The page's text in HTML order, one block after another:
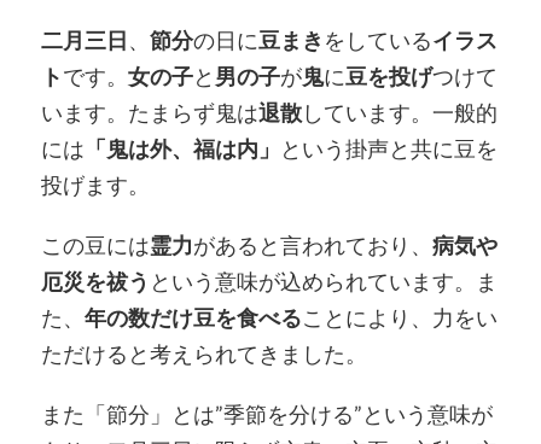
二月三日、 節分の日に豆まき をしているイラス
トです。 女の子と 男の子が鬼に豆を投げつけて
います。たまらず鬼は退散しています。一般的
には 「鬼は外、福は内」 という掛声と共に豆を
投げます。
この豆には霊力があると言われており、 病気や
厄災を祓う という意味が込められています。ま
た、 年の数だけ豆を食べることにより、力をい
ただけると考えられてきました。
また「節分」とは”季節を分ける”という意味が